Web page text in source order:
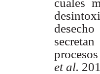
desecho
secretan
et al.